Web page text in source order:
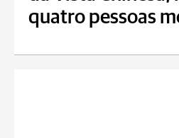
quatro pessoas